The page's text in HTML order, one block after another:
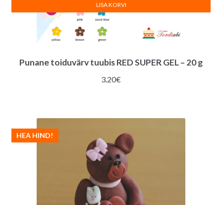
Punane toiduvärv tuubis RED SUPER GEL – 20 g
3.20€
LISA KORVI
HEA HIND!